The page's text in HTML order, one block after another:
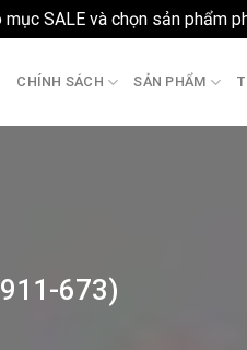
SALE và chọn sản phẩm
CHÍNH SÁCH SẢN PHẨM
673)